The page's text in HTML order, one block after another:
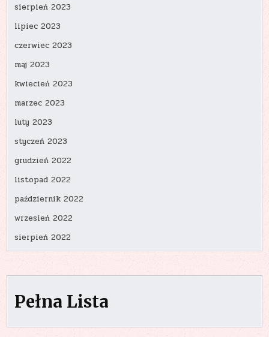
sierpień 2023
lipiec 2023
czerwiec 2023
maj 2023
kwiecień 2023
marzec 2023
luty 2023
styczeń 2023
grudzień 2022
listopad 2022
październik 2022
wrzesień 2022
sierpień 2022
Pełna Lista